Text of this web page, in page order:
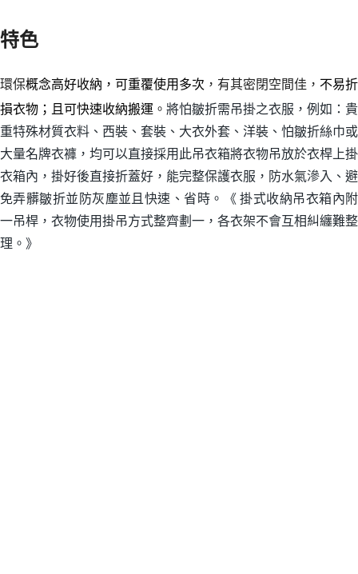
特色
環保概念高好收納，可重覆使用多次 ，有其密閉空間佳， 不易折
損衣物；且可快速收納搬運 。 將怕皺折需吊掛之衣服，例如：貴
重特殊材質衣料 、 西裝、套裝、大衣外套、洋裝 、怕皺折絲巾或
大量名牌衣褲 ，均可以直接採用此吊衣箱將衣物吊放於衣桿上掛
衣箱內，掛好後直接折蓋好，能完整保護衣服，防水氣滲入 、 避
免弄髒皺折並 防灰塵並且快速、省時。《掛式收納吊衣箱內附
一吊桿，衣物使用掛吊方式整齊劃一，各衣架不會互相糾纏難整
理。 》